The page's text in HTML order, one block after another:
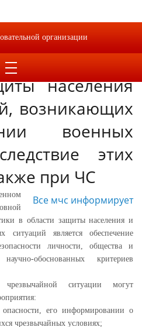
принципы и
населения
возникающих
военных
этих
при ЧС
Все мчс информирует
в области защиты населения и
ситуаций является обеспечение
личности, общества и
обоснованных критериев
ситуации могут
его информировании о
чрезвычайных условиях;
организации